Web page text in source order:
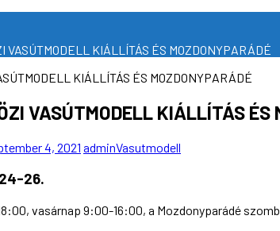
VASÚTMODELL KIÁLLÍTÁS ÉS MOZDONYPARÁDÉ
VASÚTMODELL KIÁLLÍTÁS ÉS
4, 2021 adminVasutmodell
26.
vasárnap 9:00-16:00, a Mozdonyparádé